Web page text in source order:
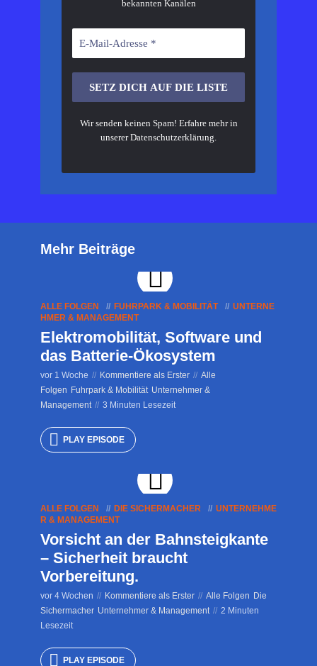
bekannten Kanälen
Wir senden keinen Spam! Erfahre mehr in
unsererDatenschutzerklärung.
Mehr Beiträge
ALLE FOLGEN FUHRPARK & MOBILITÄT
UNTERNE
HMER & MANAGEMENT
Elektromobilität, Software und
das Batterie-Ökosystem
vor 1 Woche Kommentiere als Erster
Alle
Folgen Fuhrpark & Mobilität Unternehmer &
Management
3 Minuten Lesezeit
PLAY EPISODE
ALLE FOLGEN DIE SICHERMACHER
UNTERNEHME
R & MANAGEMENT
Vorsicht an der Bahnsteigkante
– Sicherheit braucht
Vorbereitung.
vor 4 Wochen Kommentiere als Erster Alle Folgen Die
Sichermacher Unternehmer & Management
2 Minuten
Lesezeit
PLAY EPISODE